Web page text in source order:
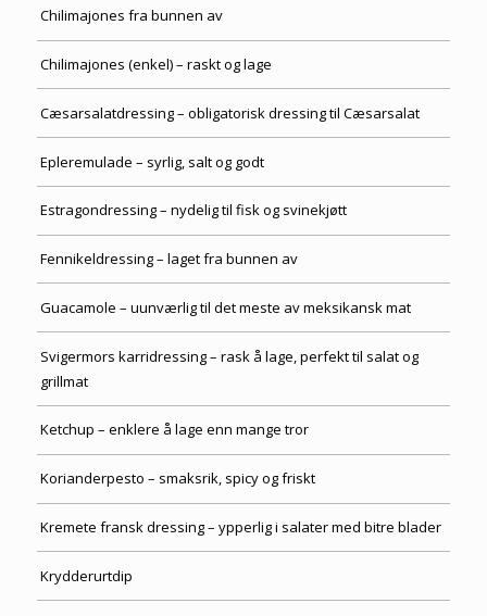
Chilimajones fra bunnen av
Chilimajones (enkel) – raskt og lage
Cæsarsalatdressing – obligatorisk dressing til Cæsarsalat
Epleremulade – syrlig, salt og godt
Estragondressing – nydelig til fisk og svinekjøtt
Fennikeldressing – laget fra bunnen av
Guacamole – uunværlig til det meste av meksikansk mat
Svigermors karridressing – rask å lage, perfekt til salat og
grillmat
Ketchup – enklere å lage enn mange tror
Korianderpesto – smaksrik, spicy og friskt
Kremete fransk dressing – ypperlig i salater med bitre blader
Krydderurtdip